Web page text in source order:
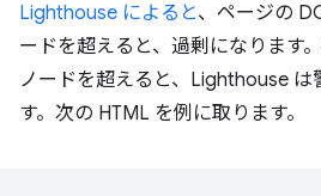
Lighthouse によると、ページの
ードを超えると、過剰になります
ノードを超えると、Lighthouse は
す。次の HTML を例に取ります。